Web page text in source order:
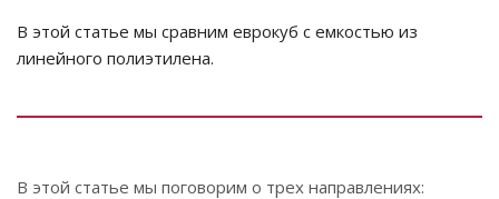
В этой статье мы сравним еврокуб с емкостью из
линейного полиэтилена.
В этой статье мы поговорим о трех направлениях: